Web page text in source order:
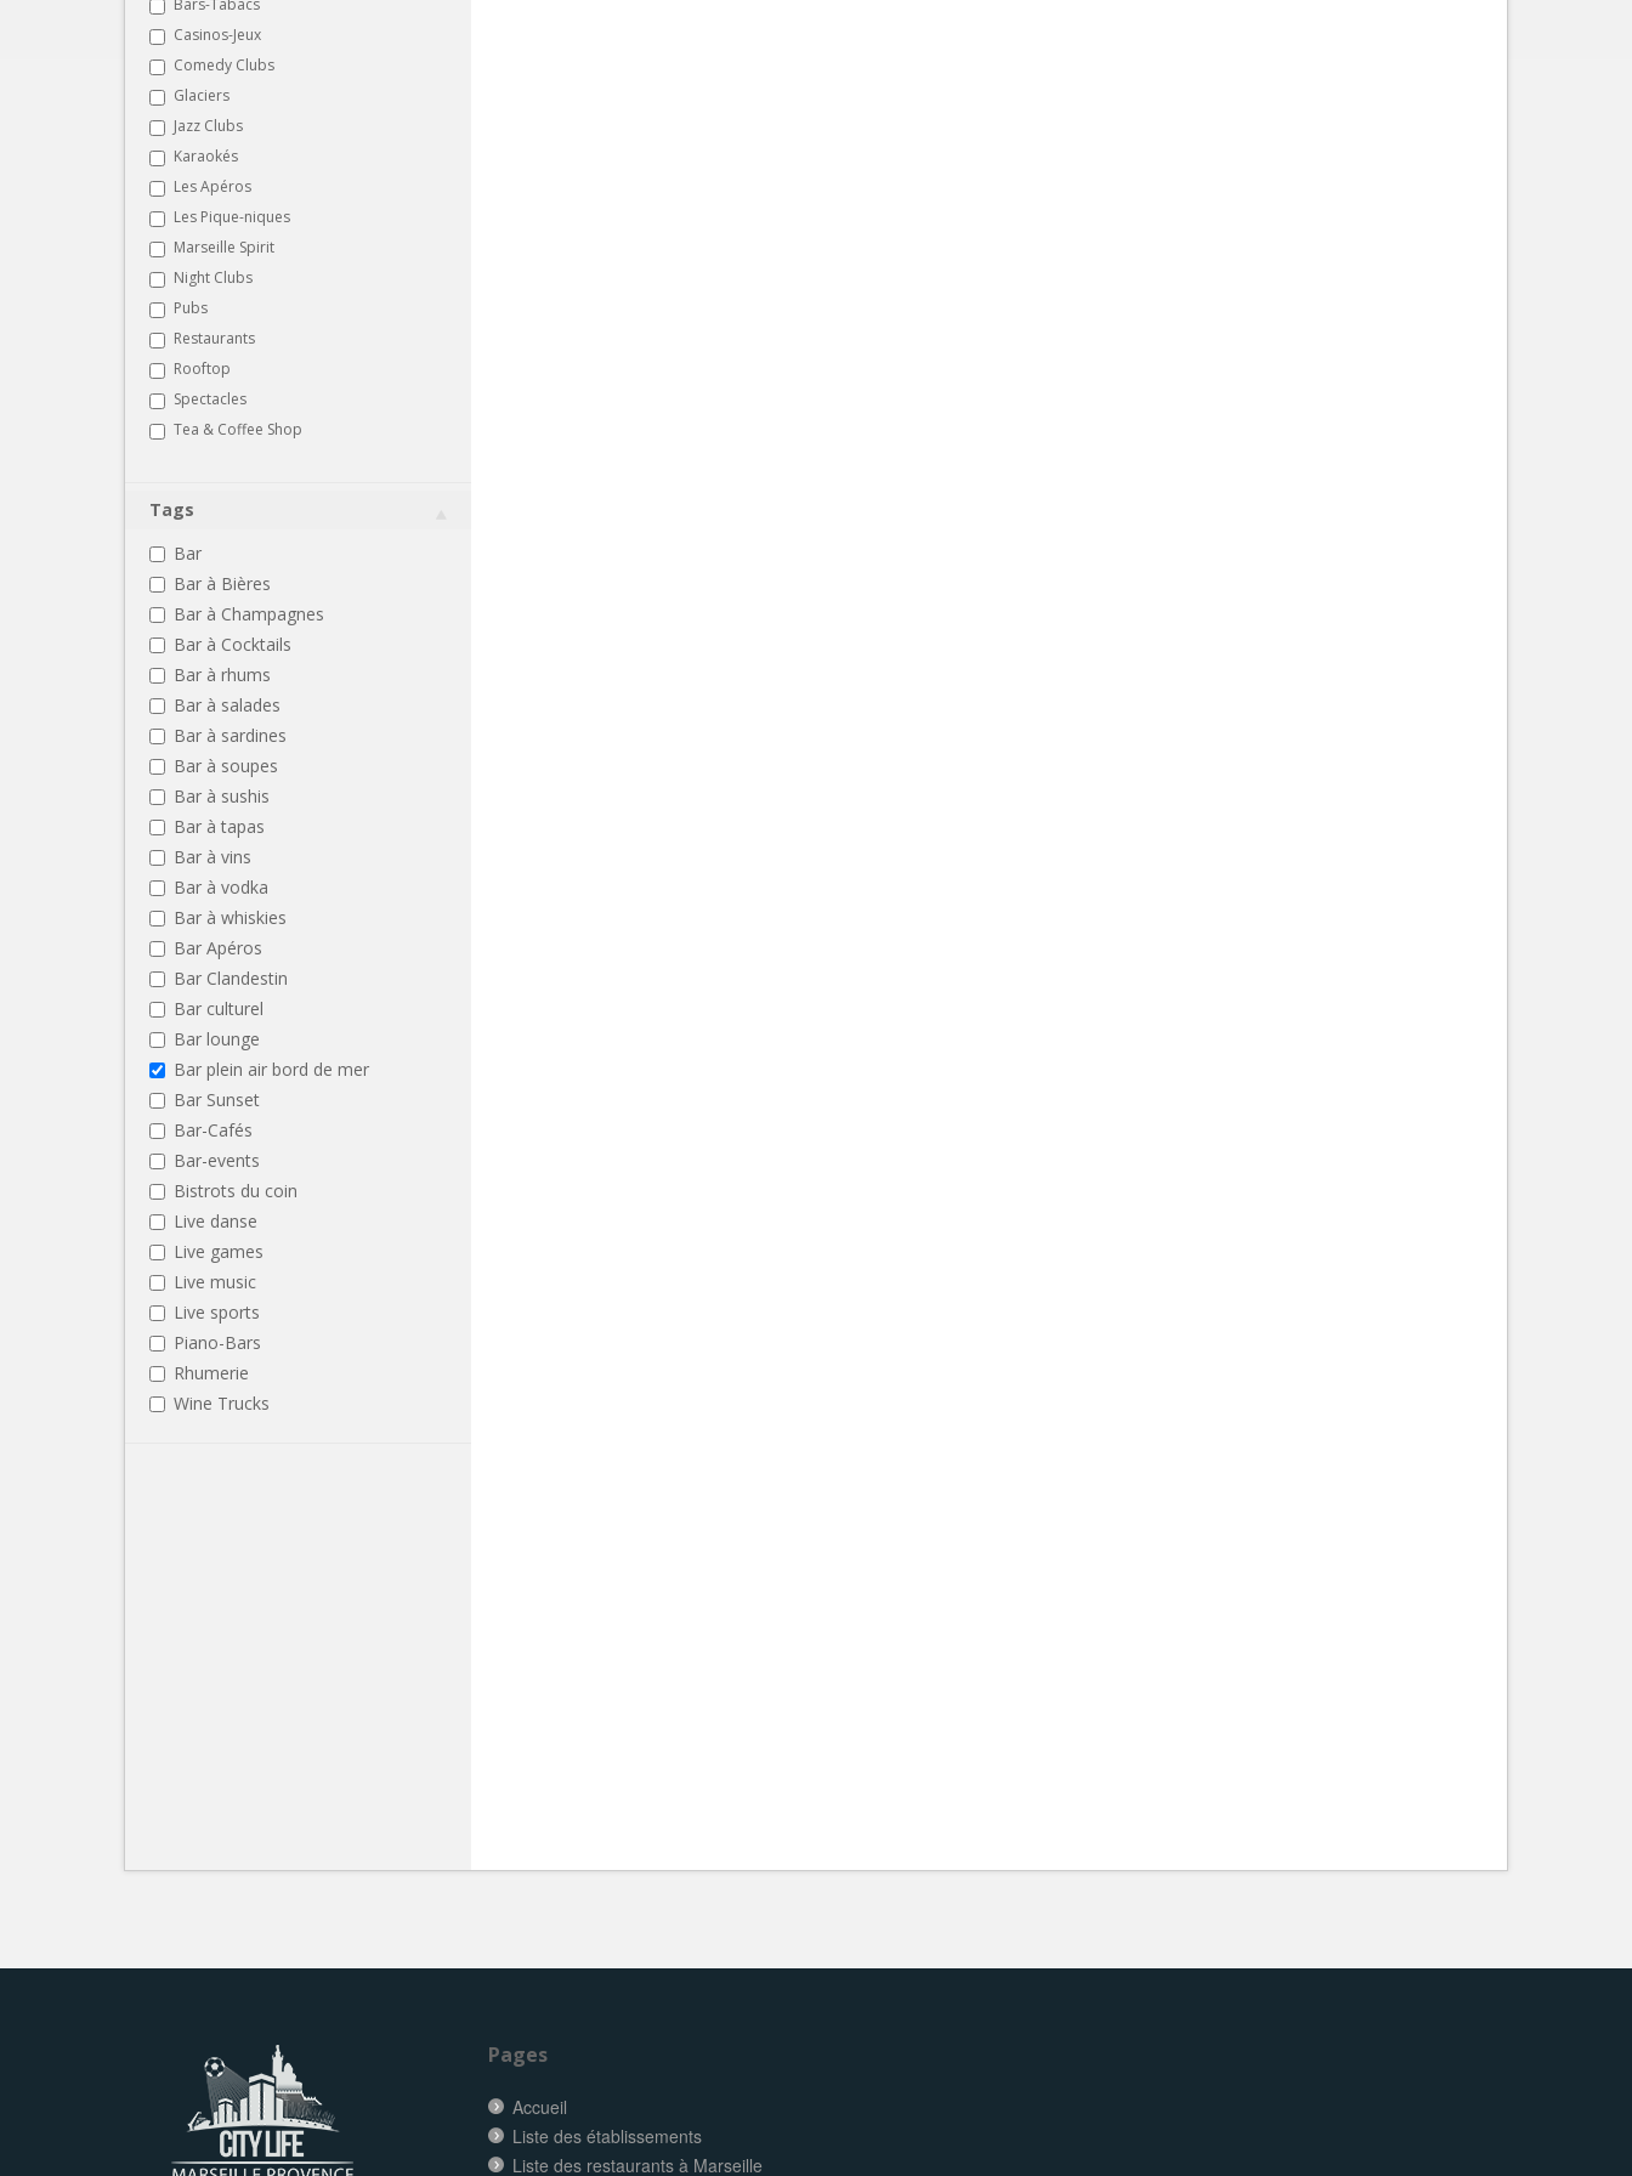
Casinos-Jeux
Comedy Clubs
Glaciers
Jazz Clubs
Karaokés
Les Apéros
Les Pique-niques
Marseille Spirit
Night Clubs
Pubs
Restaurants
Rooftop
Spectacles
Tea & Coffee Shop
Tags
Bar
Bar à Bières
Bar à Champagnes
Bar à Cocktails
Bar à rhums
Bar à salades
Bar à sardines
Bar à soupes
Bar à sushis
Bar à tapas
Bar à vins
Bar à vodka
Bar à whiskies
Bar Apéros
Bar Clandestin
Bar culturel
Bar lounge
Bar plein air bord de mer
Bar Sunset
Bar-Cafés
Bar-events
Bistrots du coin
Live danse
Live games
Live music
Live sports
Piano-Bars
Rhumerie
Wine Trucks
Pages
Accueil
Liste des établissements
Liste des restaurants à Marseille